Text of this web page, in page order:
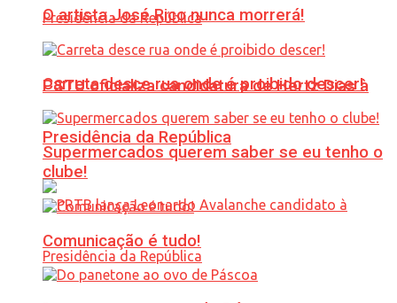
PSTU oficializa candidatura de Hertz Dias à
Presidência da República
O artista José Rico nunca morrerá!
Carreta desce rua onde é proibido descer!
Supermercados querem saber se eu tenho o
clube!
Comunicação é tudo!